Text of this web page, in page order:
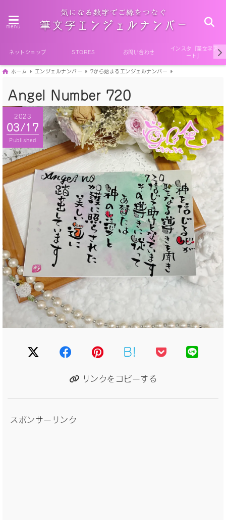
menu
ネットショップ STORES お問い合わせ
インスタ『筆文字ア
ート』
ホーム エンジェルナンバー 7から始まるエンジェルナンバー
Angel Number 720
2023
03/17
Published
B!
リンクをコピーする
スポンサーリンク